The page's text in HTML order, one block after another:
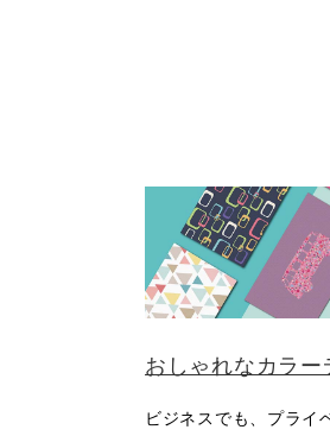
おしゃれなカラー
ビジネスでも、プライ